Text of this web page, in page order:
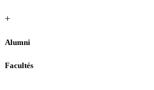
+
Alumni
Facultés